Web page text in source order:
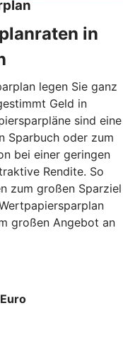
in
legen Sie ganz
Geld in
sind eine
Sparbuch oder zum
bei einer geringen
Rendite. So
zum großen Sparziel
großen Angebot an